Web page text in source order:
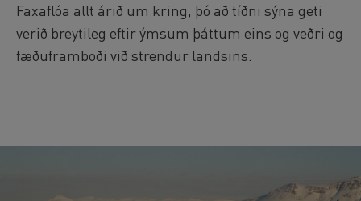
Reykjavík Sea Angling Gourmet
Departure at17:00 -PENDING
Faxaflóa allt árið um kring, þó að tíðni sýna geti
verið breytileg eftir ýmsum þáttum eins og veðri og
fæðuframboði við strendur landsins.